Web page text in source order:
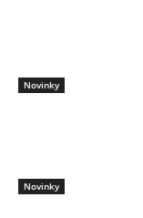
Novinky
Novinky